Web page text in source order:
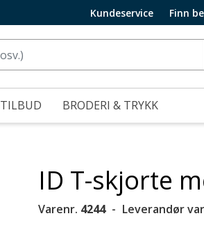
Kundeservice Finn
TILBUD BRODERI & TRYKK
ID T-skjorte
Varenr. 4244 Leverandør